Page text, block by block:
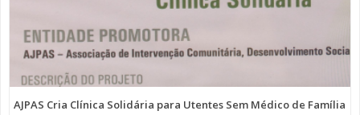
AJPAS Cria Clínica Solidária para Utentes Sem Médico de Família